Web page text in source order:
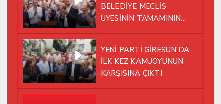
BELEDİYE MECLİS
ÜYESİNİN TAMAMININ
YÜRÜMEYE KARAR VERDİK
YENİ PARTİ GİRESUN’DA
İLK KEZ KAMUOYUNUN
KARŞISINA ÇIKTI